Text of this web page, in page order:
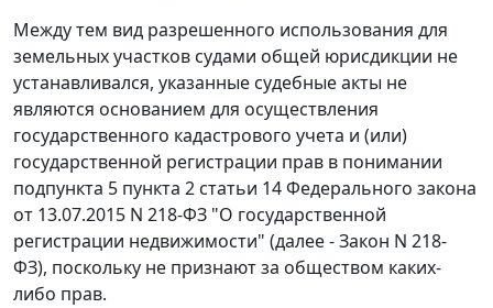
Между тем вид разрешенного использования для
земельных участков судами общей юрисдикции не
устанавливался, указанные судебные акты не
являются основанием для осуществления
государственного кадастрового учета и (или)
государственной регистрации прав в понимании
подпункта 5 пункта 2 статьи 14 Федерального закона
от 13.07.2015 N 218-ФЗ "О государственной
регистрации недвижимости" (далее - Закон N 218-
ФЗ), поскольку не признают за обществом каких-
либо прав.